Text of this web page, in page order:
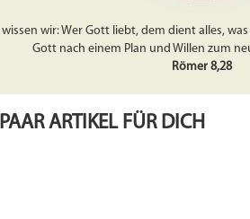
wir: Wer Gott liebt, dem dient alles,
Gott nach einem Plan und Willen zum
Römer 8,28
ARTIKEL FÜR DICH